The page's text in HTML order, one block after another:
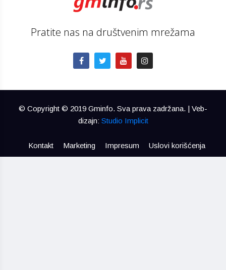
Pratite nas na društvenim mrežama
© Copyright © 2019 Gminfo. Sva prava zadržana. | Veb-
dizajn: Studio Implicit
Kontakt Marketing Impresum Uslovi korišćenja